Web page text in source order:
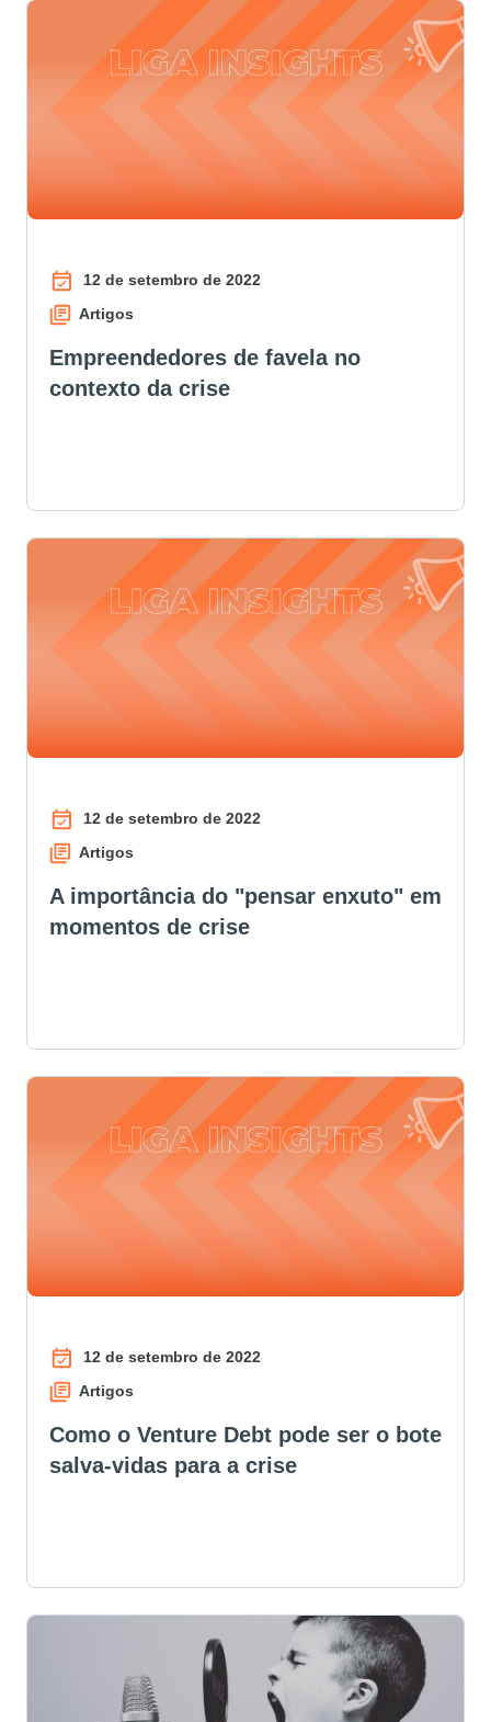
12 de setembro de 2022
Artigos
Empreendedores de favela no
contexto da crise
12 de setembro de 2022
Artigos
A importância do "pensar enxuto" em
momentos de crise
12 de setembro de 2022
Artigos
Como o Venture Debt pode ser o bote
salva-vidas para a crise